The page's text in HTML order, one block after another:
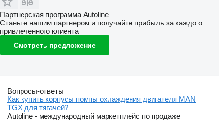
Партнерская программа Autoline
Станьте нашим партнером и получайте прибыль за каждого
привлеченного клиента
Смотреть предложение
Вопросы-ответы
Как купить корпусы помпы охлаждения двигателя MAN
TGX для тягачей?
Autoline - международный маркетплейс по продаже